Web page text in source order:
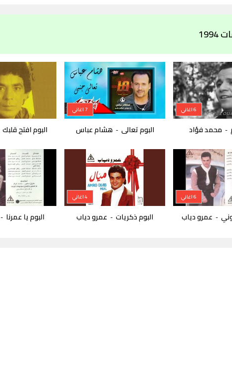
6 اغاني
- محمد فؤاد
7 اغاني
البوم تعالى - هشام عباس البوم افتح قلبك
6 اغاني
- عمرو دياب
4 اغاني
البوم ذكريات- عمرو دياب البوم يا عمرنا -